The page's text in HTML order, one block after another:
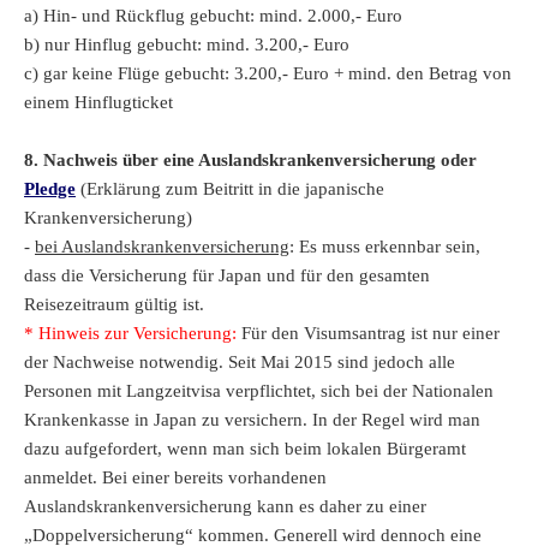
a) Hin- und Rückflug gebucht: mind. 2.000,- Euro
b) nur Hinflug gebucht: mind. 3.200,- Euro
c) gar keine Flüge gebucht: 3.200,- Euro + mind. den Betrag von
einem Hinflugticket
8. Nachweis über eine Auslandskrankenversicherung oder
Pledge (Erklärung zum Beitritt in die japanische
Krankenversicherung)
- bei Auslandskrankenversicherung: Es muss erkennbar sein,
dass die Versicherung für Japan und für den gesamten
Reisezeitraum gültig ist.
* Hinweis zur Versicherung: Für den Visumsantrag ist nur einer
der Nachweise notwendig. Seit Mai 2015 sind jedoch alle
Personen mit Langzeitvisa verpflichtet, sich bei der Nationalen
Krankenkasse in Japan zu versichern. In der Regel wird man
dazu aufgefordert, wenn man sich beim lokalen Bürgeramt
anmeldet. Bei einer bereits vorhandenen
Auslandskrankenversicherung kann es daher zu einer
„Doppelversicherung“ kommen. Generell wird dennoch eine